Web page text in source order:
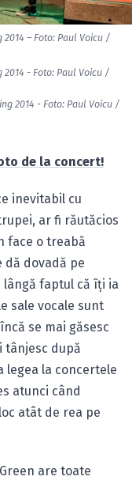
2014 – Foto: Paul Voicu /
2014 - Foto: Paul Voicu /
2014 - Foto: Paul Voicu /
de la concert!
inevitabil cu
ar fi răutăcios
face o treabă
dă dovadă pe
lângă faptul că îţi ia
sale vocale sunt
se mai găsesc
tânjesc după
legea la concertele
atunci când
atât de rea pe
are toate